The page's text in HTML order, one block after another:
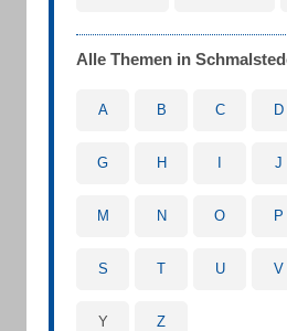
Alle Themen in
A B C D
G H J
M N O P
S T U V
Y Z